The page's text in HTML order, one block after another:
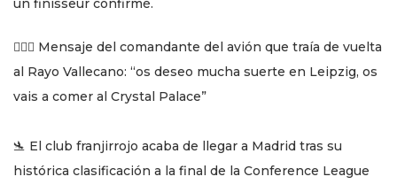
👨🏻‍✈️ Mensaje del comandante del avión que traía de vuelta
al Rayo Vallecano: “os deseo mucha suerte en Leipzig, os
vais a comer al Crystal Palace”
🛬 El club franjirrojo acaba de llegar a Madrid tras su
histórica clasificación a la final de la Conference League